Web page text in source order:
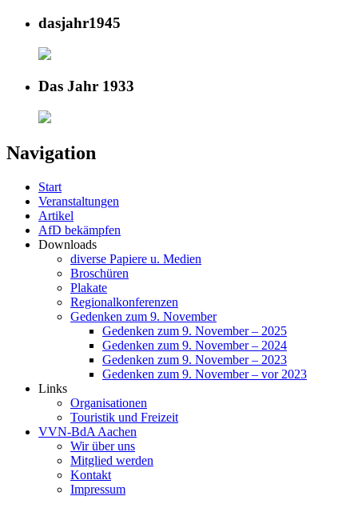
dasjahr1945
Das Jahr 1933
Navigation
Start
Veranstaltungen
Artikel
AfD bekämpfen
Downloads
diverse Papiere u. Medien
Broschüren
Plakate
Regionalkonferenzen
Gedenken zum 9. November
Gedenken zum 9. November – 2025
Gedenken zum 9. November – 2024
Gedenken zum 9. November – 2023
Gedenken zum 9. November – vor 2023
Links
Organisationen
Touristik und Freizeit
VVN-BdA Aachen
Wir über uns
Mitglied werden
Kontakt
Impressum